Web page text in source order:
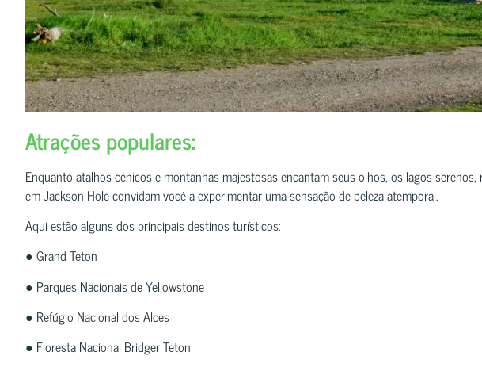
Atrações populares:
Enquanto atalhos cênicos e montanhas majestosas encantam seus olhos, os lagos
em Jackson Hole convidam você a experimentar uma sensação de beleza atemporal.
Aqui estão alguns dos principais destinos turísticos:
● Grand Teton
● Parques Nacionais de Yellowstone
● Refúgio Nacional dos Alces
● Floresta Nacional Bridger Teton